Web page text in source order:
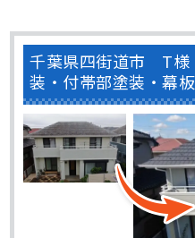
千葉県四街道市 T
装・付帯部塗装・幕